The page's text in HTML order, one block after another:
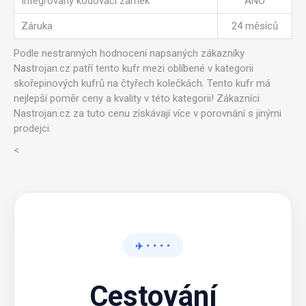
Záruka 24 měsíců
Podle nestranných hodnocení napsaných zákazníky
Nastrojan.cz patří tento kufr mezi oblíbené v kategorii
skořepinových kufrů na čtyřech kolečkách. Tento kufr má
nejlepší poměr ceny a kvality v této kategorii! Zákazníci
Nastrojan.cz za tuto cenu získávají více v porovnání s jinými
prodejci.
<
✈️ • • • •
Cestování